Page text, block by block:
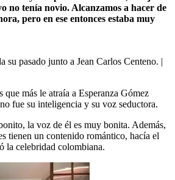
no tenía novio. Alcanzamos a hacer de
pero en ese entonces estaba muy
su pasado junto a Jean Carlos Centeno. |
que más le atraía a Esperanza Gómez
fue su inteligencia y su voz seductora.
la voz de él es muy bonita. Además,
tienen un contenido romántico, hacía el
la celebridad colombiana.